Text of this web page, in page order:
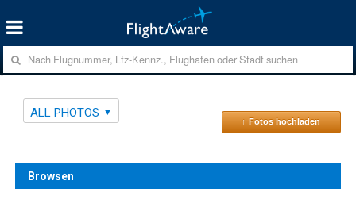
ALL PHOTOS
↑ Fotos hochladen
Browsen